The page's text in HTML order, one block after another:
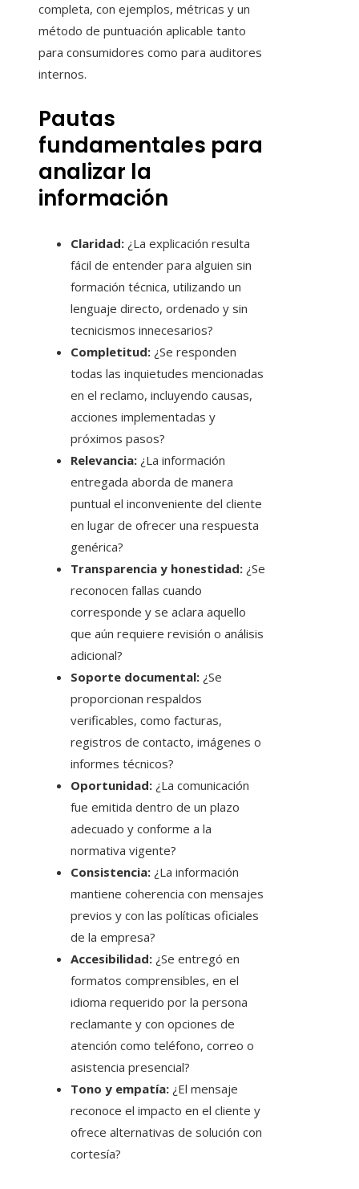
completa, con ejemplos, métricas y un
método de puntuación aplicable tanto
para consumidores como para auditores
internos.
Pautas
fundamentales para
analizar la
información
Claridad: ¿La explicación resulta
fácil de entender para alguien sin
formación técnica, utilizando un
lenguaje directo, ordenado y sin
tecnicismos innecesarios?
Completitud: ¿Se responden
todas las inquietudes mencionadas
en el reclamo, incluyendo causas,
acciones implementadas y
próximos pasos?
Relevancia: ¿La información
entregada aborda de manera
puntual el inconveniente del cliente
en lugar de ofrecer una respuesta
genérica?
Transparencia y honestidad: ¿Se
reconocen fallas cuando
corresponde y se aclara aquello
que aún requiere revisión o análisis
adicional?
Soporte documental: ¿Se
proporcionan respaldos
verificables, como facturas,
registros de contacto, imágenes o
informes técnicos?
Oportunidad: ¿La comunicación
fue emitida dentro de un plazo
adecuado y conforme a la
normativa vigente?
Consistencia: ¿La información
mantiene coherencia con mensajes
previos y con las políticas oficiales
de la empresa?
Accesibilidad: ¿Se entregó en
formatos comprensibles, en el
idioma requerido por la persona
reclamante y con opciones de
atención como teléfono, correo o
asistencia presencial?
Tono y empatía: ¿El mensaje
reconoce el impacto en el cliente y
ofrece alternativas de solución con
cortesía?